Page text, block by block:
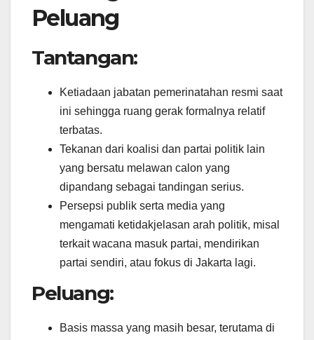
Peluang
Tantangan:
Ketiadaan jabatan pemerinatahan resmi saat
ini sehingga ruang gerak formalnya relatif
terbatas.
Tekanan dari koalisi dan partai politik lain
yang bersatu melawan calon yang
dipandang sebagai tandingan serius.
Persepsi publik serta media yang
mengamati ketidakjelasan arah politik, misal
terkait wacana masuk partai, mendirikan
partai sendiri, atau fokus di Jakarta lagi.
Peluang:
Basis massa yang masih besar, terutama di